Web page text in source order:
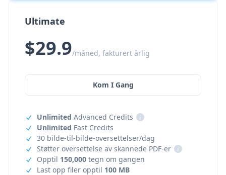
Ultimate
$29.9/måned, fakturert årlig
Kom I Gang
Unlimited Advanced Credits
i
Unlimited Fast Credits
30 bilde-til-bilde-oversettelser/dag
Støtter oversettelse av skannede PDF-er
i
Opptil 150,000 tegn om gangen
Last opp filer opptil 100 MB